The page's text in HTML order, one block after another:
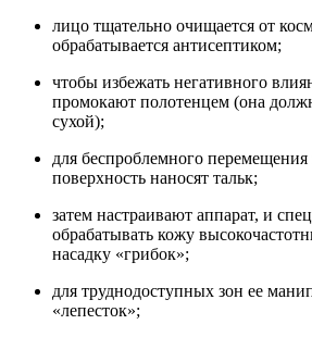
лицо тщательно очищается от
обрабатывается антисептиком;
чтобы избежать негативного
промокают полотенцем (она
сухой);
для беспроблемного
поверхность наносят тальк;
затем настраивают аппарат, и
обрабатывать кожу
насадку «грибок»;
для труднодоступных зон ее
«лепесток»;